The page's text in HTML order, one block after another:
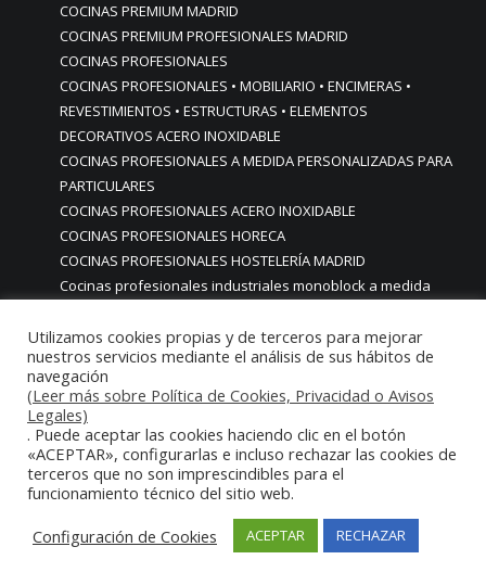
COCINAS PREMIUM MADRID
COCINAS PREMIUM PROFESIONALES MADRID
COCINAS PROFESIONALES
COCINAS PROFESIONALES • MOBILIARIO • ENCIMERAS •
REVESTIMIENTOS • ESTRUCTURAS • ELEMENTOS
DECORATIVOS ACERO INOXIDABLE
COCINAS PROFESIONALES A MEDIDA PERSONALIZADAS PARA
PARTICULARES
COCINAS PROFESIONALES ACERO INOXIDABLE
COCINAS PROFESIONALES HORECA
COCINAS PROFESIONALES HOSTELERÍA MADRID
Cocinas profesionales industriales monoblock a medida
Cocinas profesionales industriales monoblock a medida
personalizadasCocinas profesionales industriales
monoblock a medida personalizadas
cocinas profesionales industriales para casas chalets
particulares urbanizaciones lujo madrid reformas cocinas
COCINAS PROFESIONALES INDUSTRIALES PARA HOGARES
ACABADOS ALTA GAMA LUJO
HOGARES CHALETS URBANIZACIONES LUJO MADRID
Utilizamos cookies propias y de terceros para mejorar
nuestros servicios mediante el análisis de sus hábitos de
navegación
(Leer más sobre Política de Cookies, Privacidad o Avisos
Legales)
. Puede aceptar las cookies haciendo clic en el botón
«ACEPTAR», configurarlas e incluso rechazar las cookies de
terceros que no son imprescindibles para el
funcionamiento técnico del sitio web.
Configuración de Cookies
ACEPTAR RECHAZAR